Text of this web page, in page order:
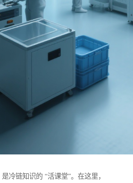
冷链知识的 “活课堂”。在这里，